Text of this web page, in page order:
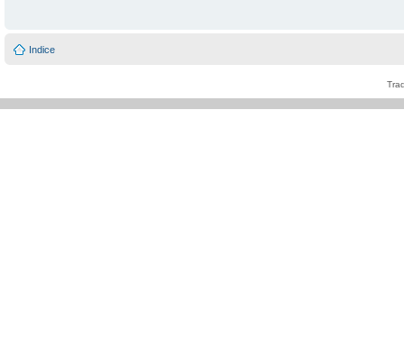
Indice